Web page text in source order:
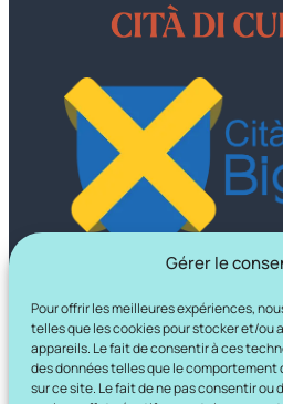
Gérer le
Pour offrir les meilleures expériences,
telles que les cookies pour stocker et/ou
appareils. Le fait de consentir à ces
des données telles que le comportement
sur ce site. Le fait de ne pas consentir